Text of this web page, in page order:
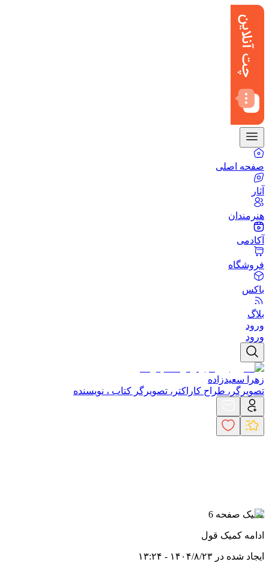
صفحه اصلی
آثار
هنرمندان
آکادمی
فروشگاه
باکس
بلاگ
ورود
ورود
زهرا سعیدزاده
تصویرگر، طراح کاراکتر، تصویرگر کتاب ، نویسنده
کمیک صفحه 6
ادامه کمیک قول
ایجاد شده در ۱۴۰۴/۸/۲۳ - ۱۳:۲۴